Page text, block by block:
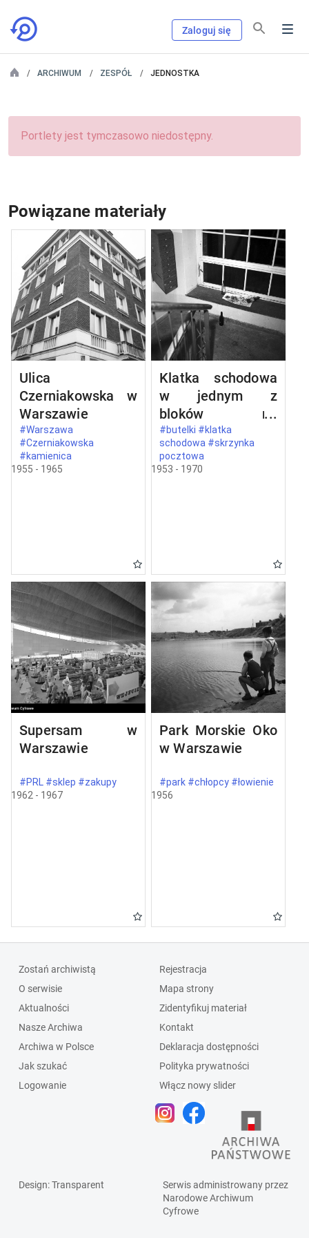
Zaloguj się
ARCHIWUM ZESPÓŁ JEDNOSTKA
Portlety jest tymczasowo niedostępny.
Powiązane materiały
Ulica
Czerniakowska w
Warszawie
#Warszawa
#Czerniakowska
#kamienica
1955 - 1965
Klatka schodowa
w jednym z
bloków na
Mokotowie
#butelki #klatka
schodowa #skrzynka
pocztowa
1953 - 1970
Supersam w
Warszawie
#PRL #sklep #zakupy
1962 - 1967
Park Morskie Oko
w Warszawie
#park #chłopcy #łowienie
1956
Zostań archiwistą
O serwisie
Aktualności
Nasze Archiwa
Archiwa w Polsce
Jak szukać
Logowanie
Rejestracja
Mapa strony
Zidentyfikuj materiał
Kontakt
Deklaracja dostępności
Polityka prywatności
Włącz nowy slider
Design: Transparent
Serwis administrowany przez
Narodowe Archiwum
Cyfrowe